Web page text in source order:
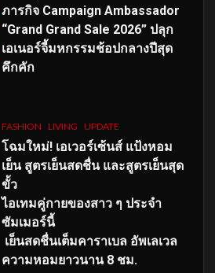
ภารกิจ Campaign Ambassador
“Grand Grand Sale 2026” ปลุก
เอเนอร์จี้มหกรรมช้อปกลางปีสุด
คึกคัก
FASHION LIVING UPDATE
โฉมใหม่! เอเวอร์เซ้นส์ แป้งหอม
เย็น สูตรเย็นสดชื่น และสูตรเย็นสุด
ขั้ว
ไอเทมคู่กายของสาว ๆ ประจำ
ซัมเมอร์นี้
เย็นสดชื่นเต็มคาราเบล อัพเลเวล
ความหอมยาวนาน 8 ชม.